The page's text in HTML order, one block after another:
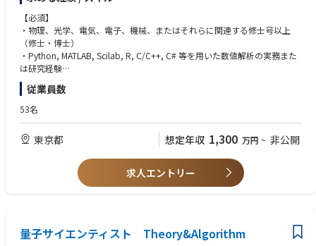
設計及び性能指数の評価を担当していただきます。既存の光学設計手法を
回すのではなく、”新しい光学設計手法の開拓とその運用”を担う非常に挑
戦的なポジションとなります。
そのため、光学及びそれに付随する機械系の広範な知識と解析スキルをお
※経験やスキルに応じて、以下の役割を中心にお任せします
1. 光量子コンピューター用ソフトウェア環境整備
・既存の光学ソフトウェア（Zemax, Code V, LightTools等）の枠組みを超
光学系の詳細設計
3. 光量子コンピュータ実機評価結果の解析
【必須】
・物理、光学、電気、電子、機械、またはそれらに関連する修士号以上
（修士・博士）
・Python, MATLAB, Scilab, R, C/C++, C# 等を用いた数値解析の実務また
は研究経験
・光学に対する、広く深い理解と知識
【歓迎】
差解析及び光学感度解析の経験
・ZEMAX, CODE V等の光学ソフトウェアにおけるモンテカルロ法を用いた
公差解析・性能シミュレーションの経験
・レンズモジュールの計測及び評価経験
・ガウシアンビーム等の自由空間光学系の基礎知識（大学時代での経験の
・専門外の課題に対しても、自ら調べて試行錯誤できる強い探求心
従業員数
53名
東京都 想定年収 1,300 万円 ~ 非公開
求人エントリー
量子サイエンティスト Theory&Algorithm